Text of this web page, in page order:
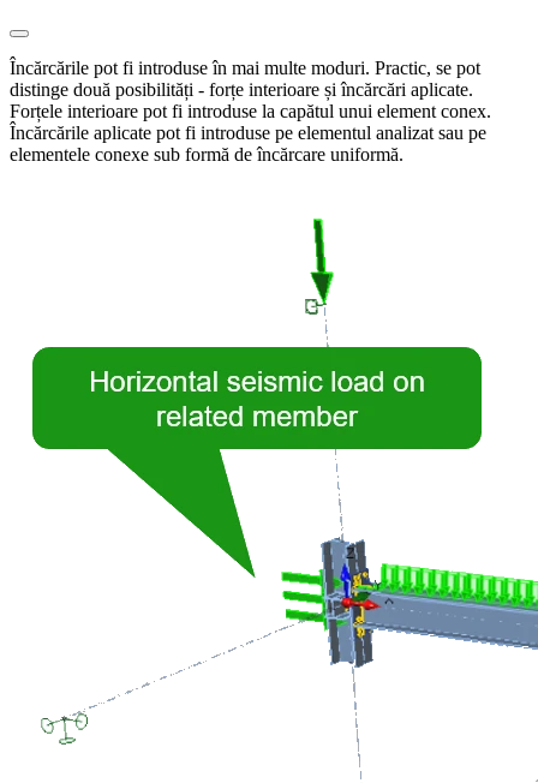
Încărcările pot fi introduse în mai multe moduri. Practic, se pot
distinge două posibilități - forțe interioare și încărcări aplicate.
Forțele interioare pot fi introduse la capătul unui element conex.
Încărcările aplicate pot fi introduse pe elementul analizat sau pe
elementele conexe sub formă de încărcare uniformă.